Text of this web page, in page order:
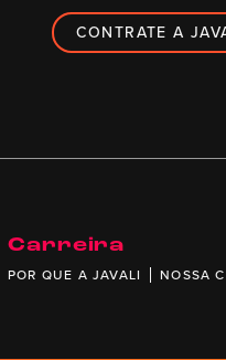
CONTRATE A
Carreira
POR QUE A JAVALI NOSSA